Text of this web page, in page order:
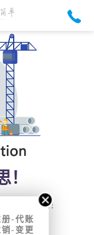
吧！
(｡•ˇ‸ˇ•｡).
册-代账
销-变更